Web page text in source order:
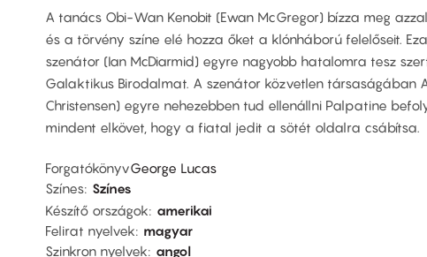
A tanács Obi-Wan Kenobit (Ewan McGregor) bízza meg
és a törvény színe elé hozza őket a klónháború felelőseit.
szenátor (Ian McDiarmid) egyre nagyobb hatalomra tesz
Galaktikus Birodalmat. A szenátor közvetlen társaságában
Christensen) egyre nehezebben tud ellenállni Palpatine
mindent elkövet, hogy a fiatal jedit a sötét oldalra csábítsa.
ForgatókönyvGeorge Lucas
Színes Színes
Készítő országok
amerikai
Felirat nyelvek
magyar
Szinkron nyelvek
angol